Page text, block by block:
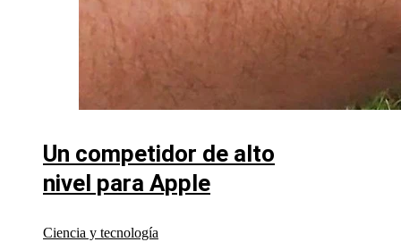
Un competidor de alto
nivel para Apple
Ciencia y tecnología